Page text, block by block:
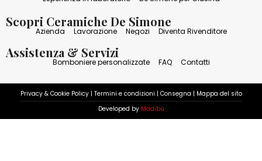
Scopri Ceramiche De Simone
Azienda Lavorazione Negozi Diventa Rivenditore
Assistenza & Servizi
Bomboniere personalizzate FAQ Contatti
Privacy & Cookie Policy| Termini e condizioni | Consegna | Mappa del sito
Developed by Madibù